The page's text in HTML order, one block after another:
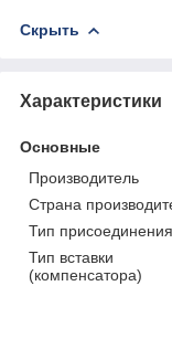
Скрыть
Характеристики
Основные
Производитель
Страна
Тип присоединения
Тип вставки
(компенсатора)